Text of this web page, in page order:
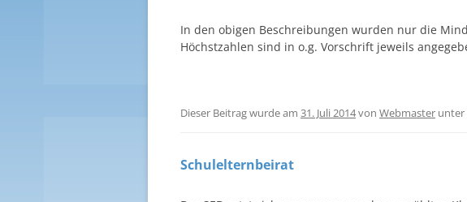
In den obigen Beschreibungen wurden nur die
Höchstzahlen sind in o.g. Vorschrift jeweils
Dieser Beitrag wurde am 31. Juli 2014von Webmaster unter
Schulelternbeirat